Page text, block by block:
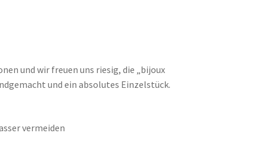
und wir freuen uns riesig, die „bijoux
und ein absolutes Einzelstück.
vermeiden